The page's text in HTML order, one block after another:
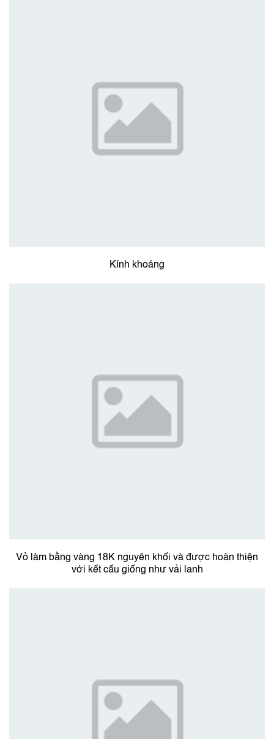
Kính khoáng
Vỏ làm bằng vàng 18K nguyên khối và được hoàn thiện
với kết cấu giống như vải lanh